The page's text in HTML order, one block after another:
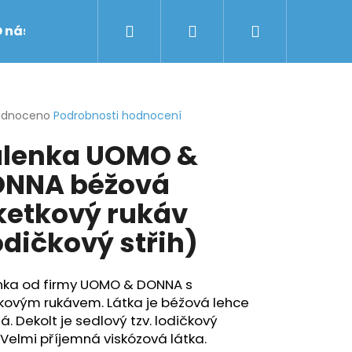
nás Obchodní podmínky Značky
Přihlášení
Podrobnosti hodnocení
UOMO &
béžová
rukáv
střih)
od firmy UOMO & DONNA s
rukávem. Látka je béžová lehce
Dekolt je sedlový tzv. lodičkový
příjemná viskózová látka.